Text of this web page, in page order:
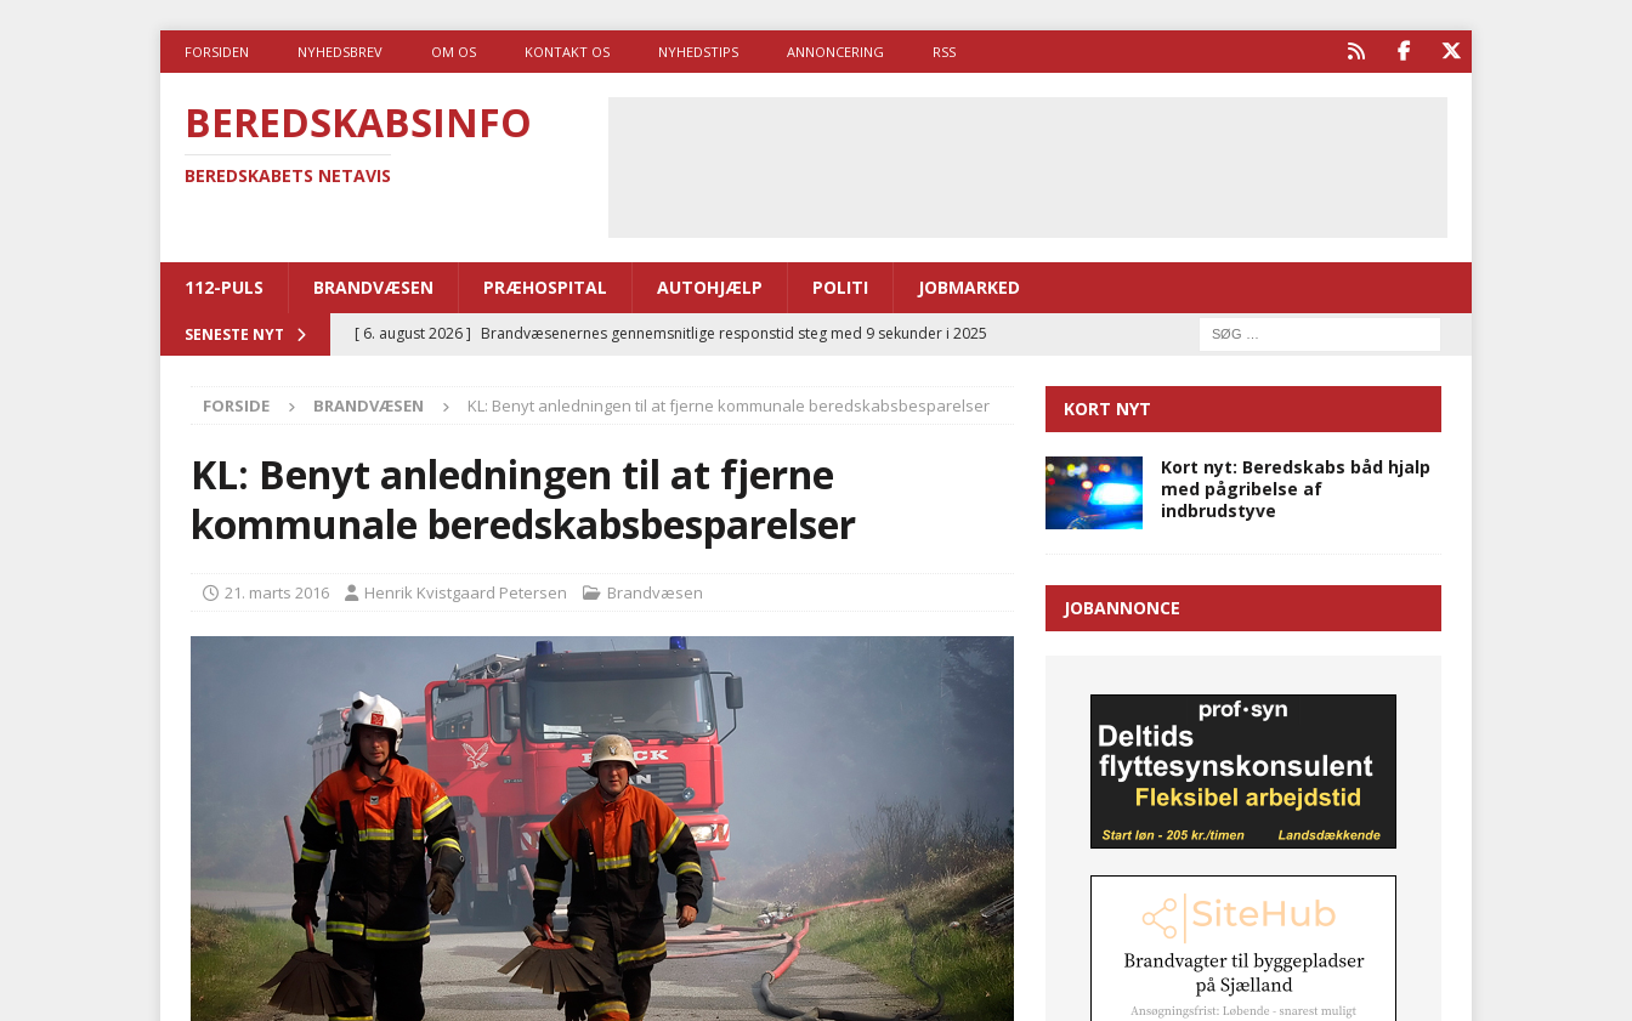
FORSIDEN NYHEDSBREV OM OS KONTAKT OS NYHEDSTIPS ANNONCERING RSS
BEREDSKABSINFO
BEREDSKABETS NETAVIS
112-PULS BRANDVÆSEN PRÆHOSPITAL AUTOHJÆLP POLITI JOBMARKED
SENESTE NYT [ 6. august 2026 ] Brandvæsenernes gennemsnitlige responstid steg med 9 sekunder i 2025
[ 5. august 2026 ] Advarer: Udløb af sygetransporttilladelser kan sende 400.000 kørsler over
i det offentlige
PRÆHOSPITAL
Ny ambulance og el-sygetransportvogn til Samsø
[ 4. august 2026 ]
Brandvæsenerne brugte lidt længere tid på at komme af sted i 2025
AUTOHJÆLP
FORSIDE BRANDVÆSEN KL: Benyt anledningen til at fjerne kommunale beredskabsbesparelser
KL: Benyt anledningen til at fjerne
kommunale beredskabsbesparelser
21. marts 2016 Henrik Kvistgaard Petersen Brandvæsen
KORT NYT
Kort nyt: Beredskabs båd hjalp
med pågribelse af
indbrudstyve
JOBANNONCE